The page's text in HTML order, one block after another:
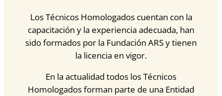
Los Técnicos Homologados cuentan con la
capacitación y la experiencia adecuada, han
sido formados por la Fundación ARS y tienen
la licencia en vigor.
En la actualidad todos los Técnicos
Homologados forman parte de una Entidad